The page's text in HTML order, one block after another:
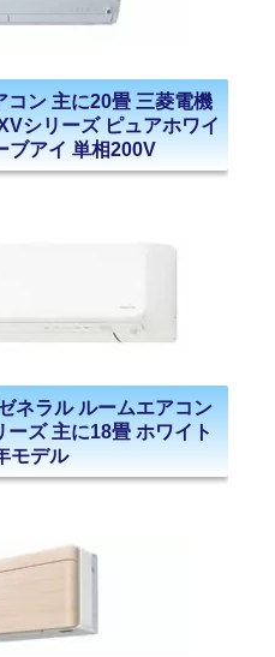
コン 主に20畳 三菱電機
シリーズ ピュアホワイ
ブアイ 単相200V
ネラル ルームエアコン
ズ 主に18畳 ホワイト
モデル